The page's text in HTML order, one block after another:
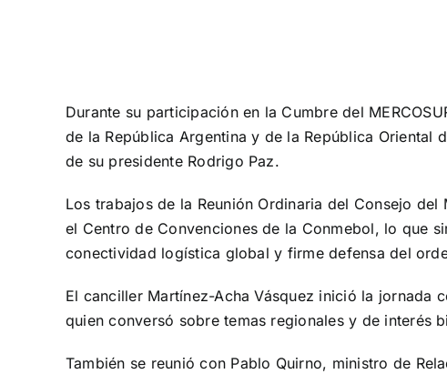
Durante su participación en la Cumbre del
de la República Argentina y de la República
de su presidente Rodrigo Paz.
Los trabajos de la Reunión Ordinaria del Consejo
el Centro de Convenciones de la Conmebol, lo que
conectividad logística global y firme defensa del
El canciller Martínez-Acha Vásquez inició la jornada
quien conversó sobre temas regionales y de interés
También se reunió con Pablo Quirno, ministro de